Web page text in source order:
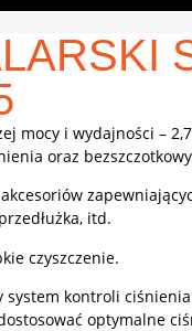
mocy i wydajności –
oraz
itd.
czyszczenie.
kontroli
optymalne